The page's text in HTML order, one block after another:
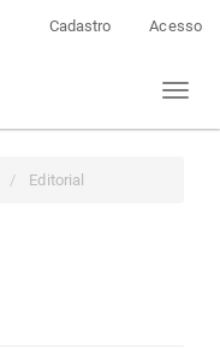
Cadastro Acesso
Toggle
Editorial